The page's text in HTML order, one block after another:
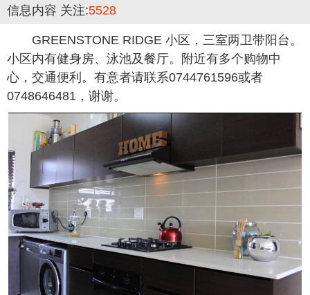
信息内容 关注:5528
GREENSTONE RIDGE 小区，三室两卫带阳台。
小区内有健身房、泳池及餐厅。附近有多个购物中
心，交通便利。有意者请联系0744761596或者
0748646481，谢谢。